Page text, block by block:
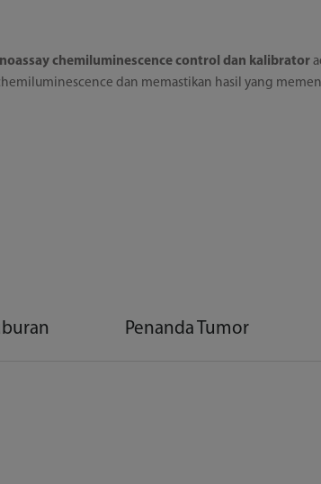
chemiluminescence control dan kalibrator
dan memastikan hasil yang
Penanda Tumor